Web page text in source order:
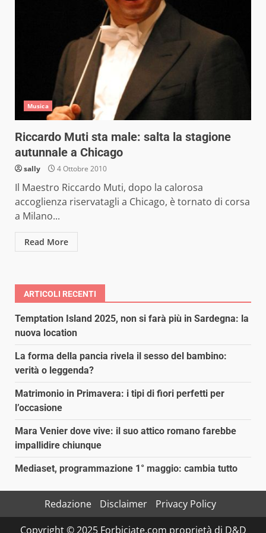
Musica
Riccardo Muti sta male: salta la stagione
autunnale a Chicago
sally 4 Ottobre 2010
Il Maestro Riccardo Muti, dopo la calorosa
accoglienza riservatagli a Chicago, è tornato di corsa
a Milano...
Read More
ARTICOLI RECENTI
Temptation Island 2025, non si farà più in Sardegna: la
nuova location
La forma della pancia rivela il sesso del bambino:
verità o leggenda?
Matrimonio in Primavera: i tipi di fiori perfetti per
l’occasione
Mara Venier dove vive: il suo attico romano farebbe
impallidire chiunque
Mediaset, programmazione 1° maggio: cambia tutto
Redazione Disclaimer
Privacy Policy
Copyright © 2025 Forbiciate.com proprietà di D&D